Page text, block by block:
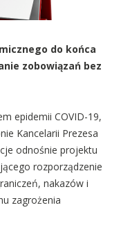
do końca
zobowiązań bez
epidemii COVID-19,
Kancelarii Prezesa
odnośnie projektu
rozporządzenie
nakazów i
zagrożenia